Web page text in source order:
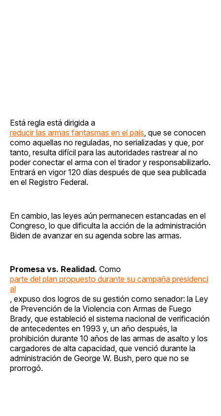
Está regla está dirigida a
reducir las armas fantasmas en el país , que se conocen
como aquellas no reguladas, no serializadas y que, por
tanto, resulta difícil para las autoridades rastrear al no
poder conectar el arma con el tirador y responsabilizarlo.
Entrará en vigor 120 días después de que sea publicada
en el Registro Federal.
En cambio, las leyes aún permanecen estancadas en el
Congreso, lo que dificulta la acción de la administración
Biden de avanzar en su agenda sobre las armas.
Promesa vs. Realidad. Como
parte del plan propuesto durante su campaña presidenci
al
, expuso dos logros de su gestión como senador: la Ley
de Prevención de la Violencia con Armas de Fuego
Brady, que estableció el sistema nacional de verificación
de antecedentes en 1993 y, un año después, la
prohibición durante 10 años de las armas de asalto y los
cargadores de alta capacidad, que venció durante la
administración de George W. Bush, pero que no se
prorrogó.